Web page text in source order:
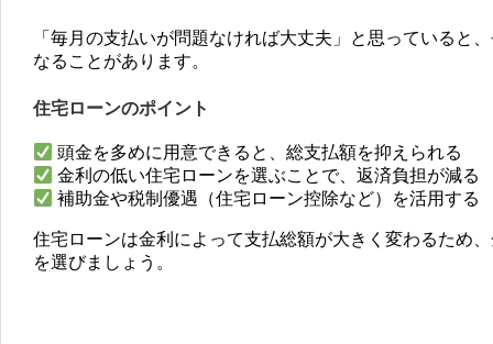
「毎月の支払いが問題なければ大丈夫」と思っていると
なることがあります。
住宅ローンのポイント
頭金を多めに用意できると、総支払額を抑えられる
金利の低い住宅ローンを選ぶことで、返済負担が減る
補助金や税制優遇（住宅ローン控除など）を活用する
住宅ローンは金利によって支払総額が大きく変わるため
を選びましょう。